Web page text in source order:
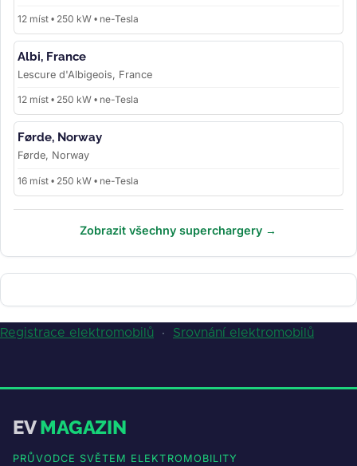
12 míst • 250 kW • ne-Tesla
Albi, France
Lescure d'Albigeois, France
12 míst • 250 kW • ne-Tesla
Førde, Norway
Førde, Norway
16 míst • 250 kW • ne-Tesla
Zobrazit všechny superchargery →
Registrace elektromobilů · Srovnání elektromobilů
EVMAGAZIN
PRŮVODCE SVĚTEM ELEKTROMOBILITY